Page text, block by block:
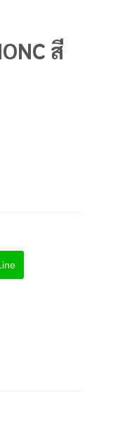
สี
ท.
NONC สีแดง TEND